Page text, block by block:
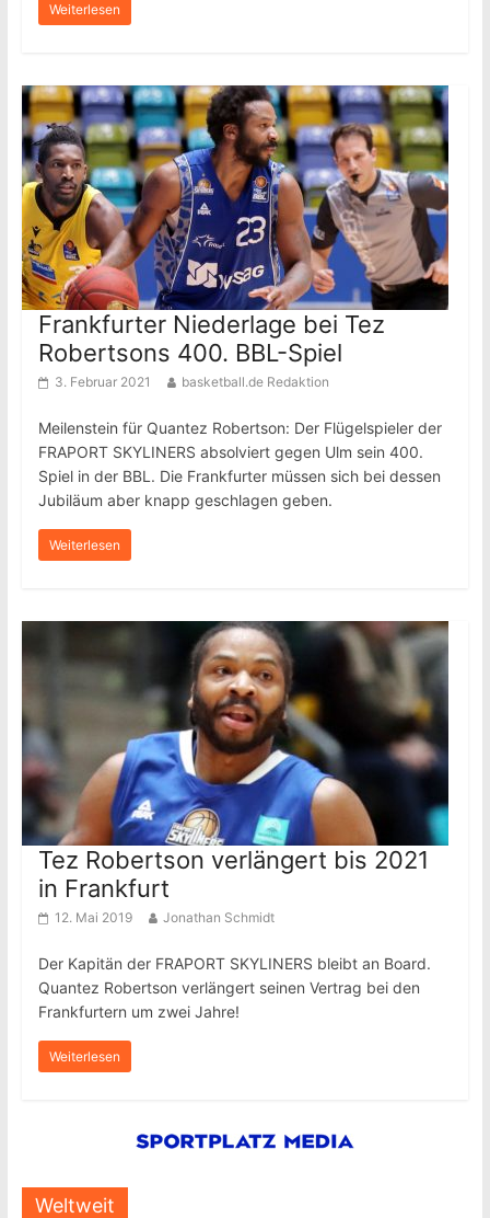
Weiterlesen
Frankfurter Niederlage bei Tez
Robertsons 400. BBL-Spiel
3. Februar 2021 basketball.de Redaktion
Meilenstein für Quantez Robertson: Der Flügelspieler der
FRAPORT SKYLINERS absolviert gegen Ulm sein 400.
Spiel in der BBL. Die Frankfurter müssen sich bei dessen
Jubiläum aber knapp geschlagen geben.
Weiterlesen
Tez Robertson verlängert bis 2021
in Frankfurt
12. Mai 2019 Jonathan Schmidt
Der Kapitän der FRAPORT SKYLINERS bleibt an Board.
Quantez Robertson verlängert seinen Vertrag bei den
Frankfurtern um zwei Jahre!
Weiterlesen
Weltweit